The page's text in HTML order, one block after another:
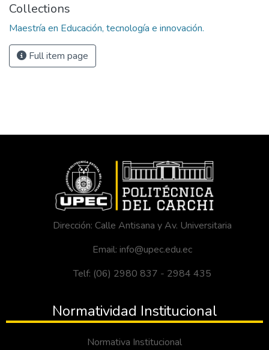
Collections
Maestría en Educación, tecnología e innovación.
Full item page
Dirección: Calle Antisana y Av. Universitaria
Email: info@upec.edu.ec
Telf: (06) 2980 837 - 2984 435
Normatividad Institucional
Normativa Institucional